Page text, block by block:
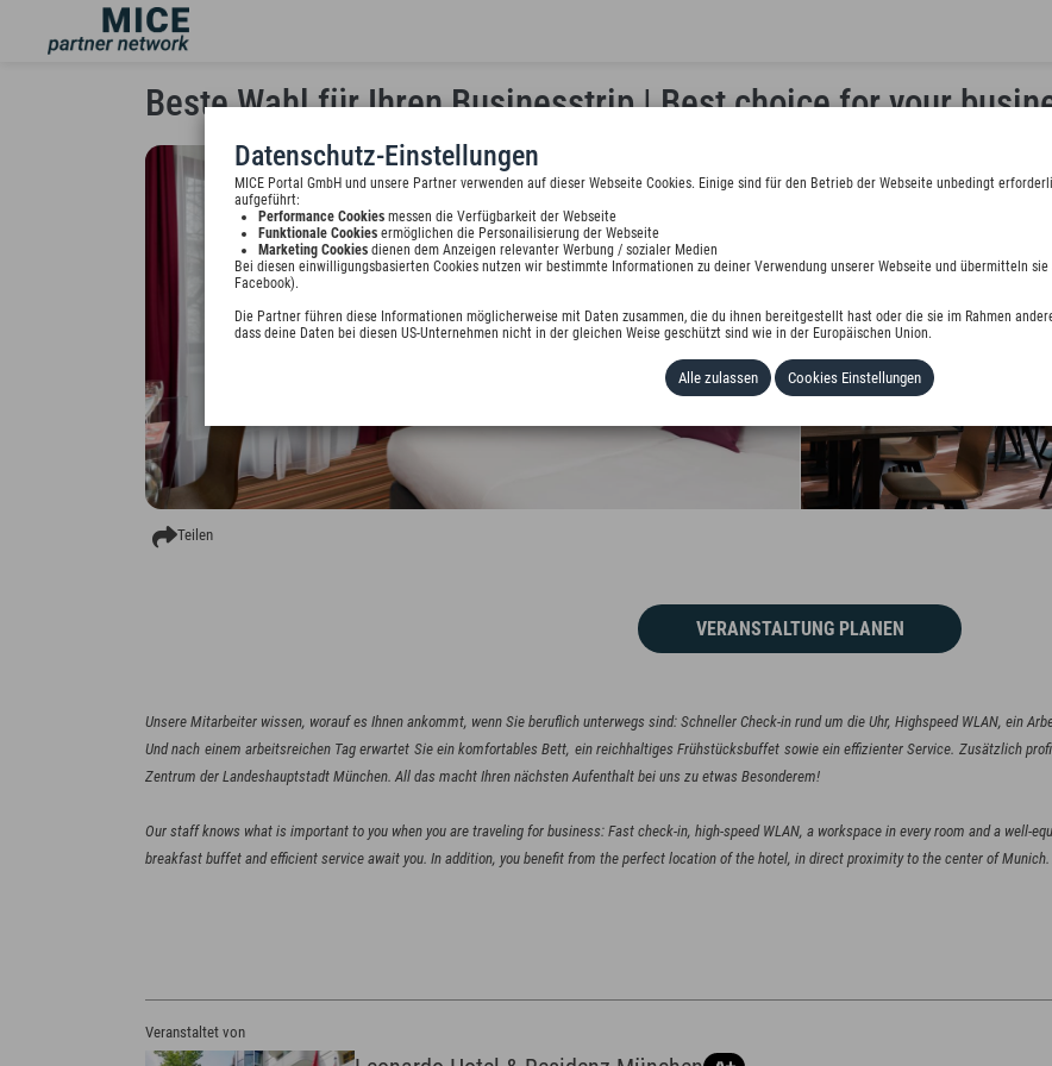
Beste Wahl für Ihren Businesstrip | Best choice for your
Teilen
VERANSTALTUNG PLANEN
Unsere Mitarbeiter wissen, worauf es Ihnen ankommt, wenn Sie beruflich unterwegs sind: Schneller Check-in rund um die Uhr, Highspeed WLAN, ein
Und nach einem arbeitsreichen Tag erwartet Sie ein komfortables Bett, ein reichhaltiges Frühstücksbuffet sowie ein effizienter Service. Zusätzlich
Zentrum der Landeshauptstadt München. All das macht Ihren nächsten Aufenthalt bei uns zu etwas Besonderem!
Our staff knows what is important to you when you are traveling for business: Fast check-in, high-speed WLAN, a workspace in every room and a well-
Veranstaltet von
Datenschutz-Einstellungen
MICE Portal GmbH und unsere Partner verwenden auf dieser Webseite Cookies. Einige sind für den Betrieb der Webseite unbedingt
aufgeführt:
Performance Cookies messen die Verfügbarkeit der Webseite
Funktionale Cookies ermöglichen die Personailisierung der Webseite
Marketing Cookies dienen dem Anzeigen relevanter Werbung / sozialer Medien
Bei diesen einwilligungsbasierten Cookies nutzen wir bestimmte Informationen zu deiner Verwendung unserer Webseite und übermitteln
Facebook).
Die Partner führen diese Informationen möglicherweise mit Daten zusammen, die du ihnen bereitgestellt hast oder die sie im Rahmen
dass deine Daten bei diesen US-Unternehmen nicht in der gleichen Weise geschützt sind wie in der Europäischen Union.
Alle zulassen Cookies Einstellungen